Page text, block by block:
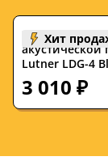
Струны
Форма корпуса
Верхняя дека из
массива
Хит
Чехол для
акустической
Lutner LDG-4
3 010 ₽